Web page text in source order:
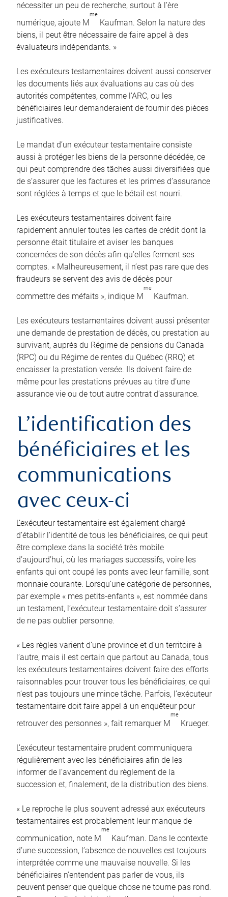
nécessiter un peu de recherche, surtout à l’ère
numérique, ajoute M
me
Kaufman. Selon la nature des
biens, il peut être nécessaire de faire appel à des
évaluateurs indépendants. »
Les exécuteurs testamentaires doivent aussi conserver
les documents liés aux évaluations au cas où des
autorités compétentes, comme l’ARC, ou les
bénéficiaires leur demanderaient de fournir des pièces
justificatives.
Le mandat d’un exécuteur testamentaire consiste
aussi à protéger les biens de la personne décédée, ce
qui peut comprendre des tâches aussi diversifiées que
de s’assurer que les factures et les primes d’assurance
sont réglées à temps et que le bétail est nourri.
Les exécuteurs testamentaires doivent faire
rapidement annuler toutes les cartes de crédit dont la
personne était titulaire et aviser les banques
concernées de son décès afin qu’elles ferment ses
comptes. « Malheureusement, il n’est pas rare que des
fraudeurs se servent des avis de décès pour
commettre des méfaits », indique M
me
Kaufman.
Les exécuteurs testamentaires doivent aussi présenter
une demande de prestation de décès, ou prestation au
survivant, auprès du Régime de pensions du Canada
(RPC) ou du Régime de rentes du Québec (RRQ) et
encaisser la prestation versée. Ils doivent faire de
même pour les prestations prévues au titre d’une
assurance vie ou de tout autre contrat d’assurance.
L’identification des
bénéficiaires et les
communications
avec ceux-ci
L’exécuteur testamentaire est également chargé
d’établir l’identité de tous les bénéficiaires, ce qui peut
être complexe dans la société très mobile
d’aujourd’hui, où les mariages successifs, voire les
enfants qui ont coupé les ponts avec leur famille, sont
monnaie courante. Lorsqu’une catégorie de personnes,
par exemple « mes petits-enfants », est nommée dans
un testament, l’exécuteur testamentaire doit s’assurer
de ne pas oublier personne.
« Les règles varient d’une province et d’un territoire à
l’autre, mais il est certain que partout au Canada, tous
les exécuteurs testamentaires doivent faire des efforts
raisonnables pour trouver tous les bénéficiaires, ce qui
n’est pas toujours une mince tâche. Parfois, l’exécuteur
testamentaire doit faire appel à un enquêteur pour
retrouver des personnes », fait remarquer M
me
Krueger.
L’exécuteur testamentaire prudent communiquera
régulièrement avec les bénéficiaires afin de les
informer de l’avancement du règlement de la
succession et, finalement, de la distribution des biens.
« Le reproche le plus souvent adressé aux exécuteurs
testamentaires est probablement leur manque de
communication, note M
me
Kaufman. Dans le contexte
d’une succession, l’absence de nouvelles est toujours
interprétée comme une mauvaise nouvelle. Si les
bénéficiaires n’entendent pas parler de vous, ils
peuvent penser que quelque chose ne tourne pas rond.